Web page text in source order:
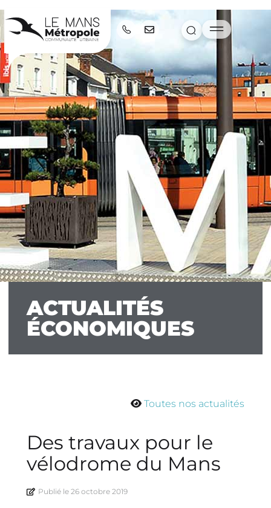
ACTUALITÉS
ÉCONOMIQUES
Toutes nos actualités
Des travaux pour le
vélodrome du Mans
Publié le 26 octobre 2019